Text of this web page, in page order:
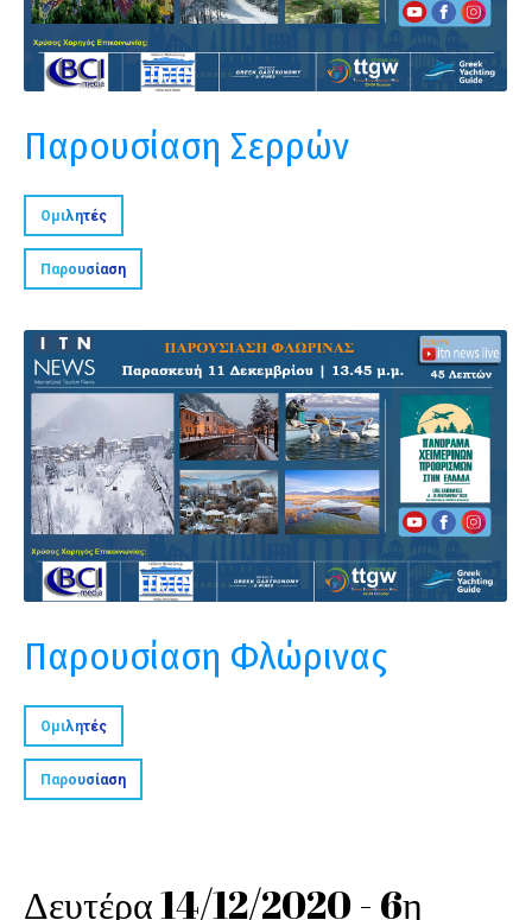
Παρουσίαση Σερρών
Ομιλητές
Παρουσίαση
Παρουσίαση Φλώρινας
Ομιλητές
Παρουσίαση
Δευτέρα 14/12/2020 - 6η